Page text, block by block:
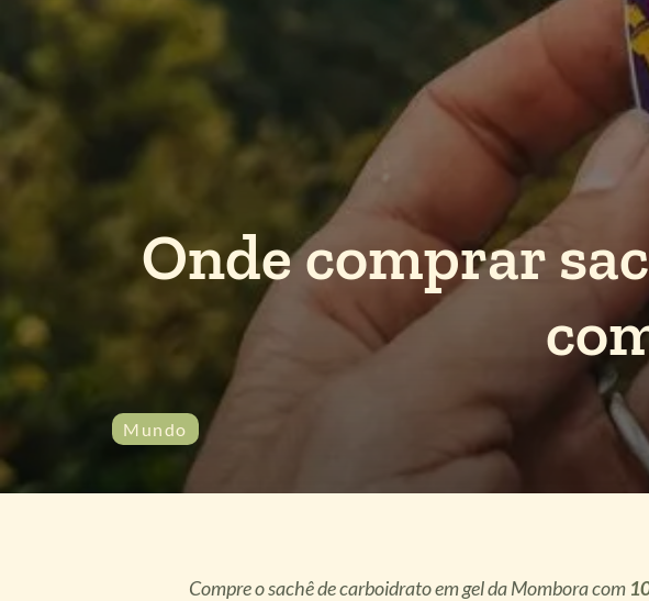
Onde comprar
Mundo
Compre o sachê de carboidrato em gel da Mombora com